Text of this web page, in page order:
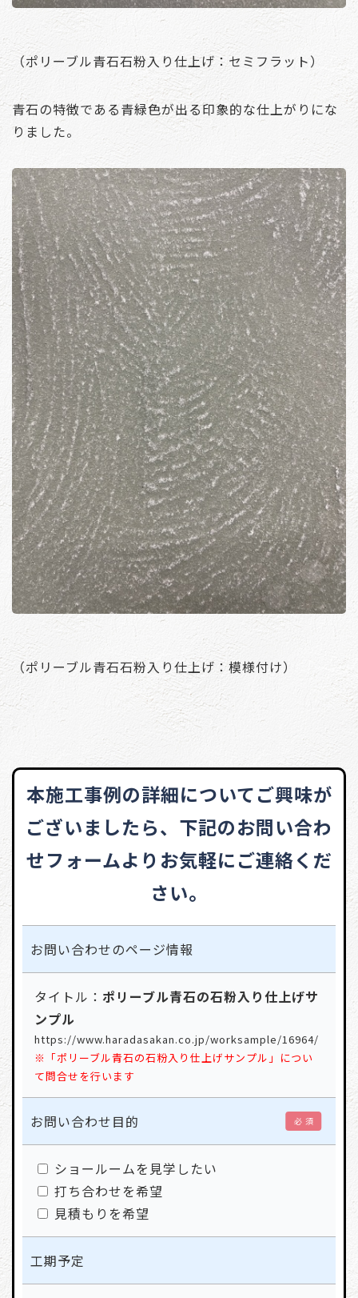
（ポリーブル青石石粉入り仕上げ：セミフラット）
青石の特徴である青緑色が出る印象的な仕上がりにな
りました。
（ポリーブル青石石粉入り仕上げ：模様付け）
本施工事例の詳細についてご興味が
ございましたら、 下記のお問い合わ
せフォームよりお気軽にご連絡くだ
さい。
お問い合わせのページ情報
タイトル： ポリーブル青石の石粉入り仕上げサ
ンプル
https://www.haradasakan.co.jp/worksample/16964/
※「ポリーブル青石の石粉入り仕上げサンプル」につい
て問合せを行います
お問い合わせ目的 必 須
ショールームを見学したい
打ち合わせを希望
見積もりを希望
工期予定